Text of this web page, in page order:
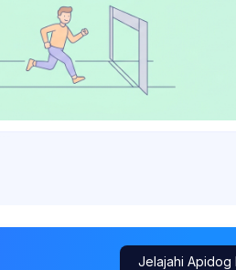
Jelajahi Apidog